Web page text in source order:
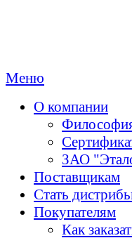
Меню
О компании
ЗАО
Поставщикам
Стать
Покупателям
Как